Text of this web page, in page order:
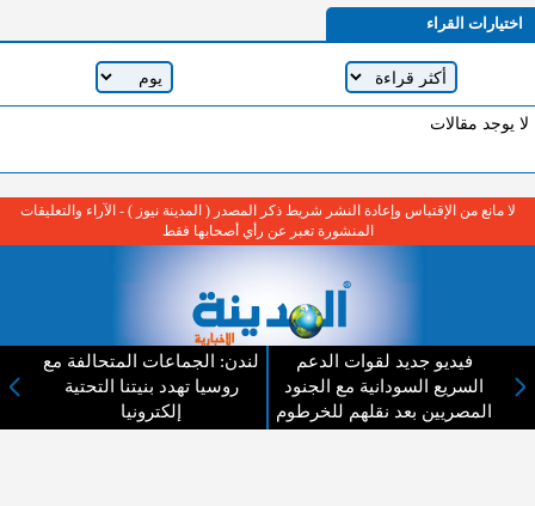
اختيارات القراء
لا يوجد مقالات
فيديو جديد لقوات الدعم
السريع السودانية مع الجنود
المصريين بعد نقلهم للخرطوم
لندن: الجماعات المتحالفة مع
روسيا تهدد بنيتنا التحتية
إلكترونيا
لا مانع من الإقتباس وإعادة النشر شريط ذكر المصدر ( المدينة نيوز ) - الآراء والتعليقات
المنشورة تعبر عن رأي أصحابها فقط
عن المدينة الإخبارية
المدينة الإخبارية صحيفة الكترونية شاملة تابعة لشركة قنوات البث